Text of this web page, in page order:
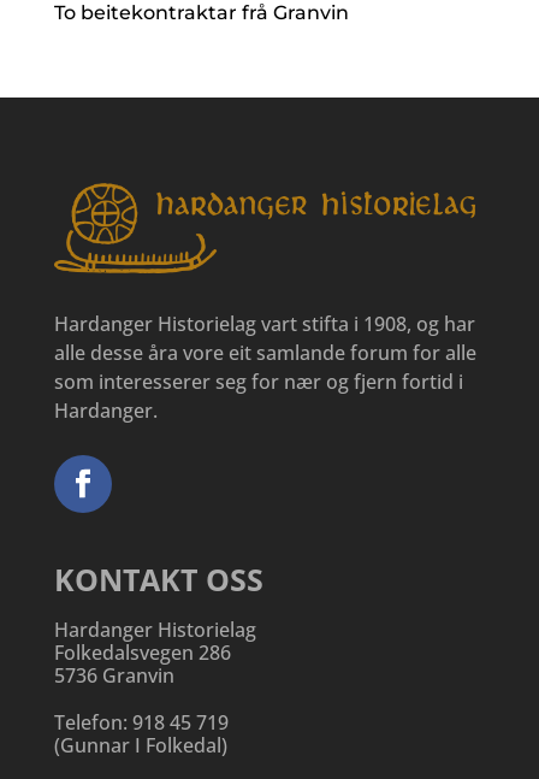
To beitekontraktar frå Granvin
Hardanger Historielag vart stifta i 1908, og har
alle desse åra vore eit samlande forum for alle
som interesserer seg for nær og fjern fortid i
Hardanger.
KONTAKT OSS
Hardanger Historielag
Folkedalsvegen 286
5736 Granvin
Telefon: 918 45 719
(Gunnar I Folkedal)